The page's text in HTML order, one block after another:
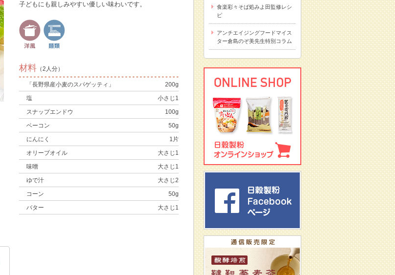
子どもにも親しみやすい優しい味わいです。
材料 （2人分）
「長野県産小麦のスパゲッティ」
200g
塩
小さじ1
スナップエンドウ
100g
ベーコン
50g
にんにく
1片
オリーブオイル
大さじ1
味噌
大さじ1
ゆで汁
大さじ2
コーン
50g
バター
大さじ1
食楽彩々そば処みよ田監修レシ
ピ
アンチエイジングフードマイス
ター倉島のぞ美先生特別コラム